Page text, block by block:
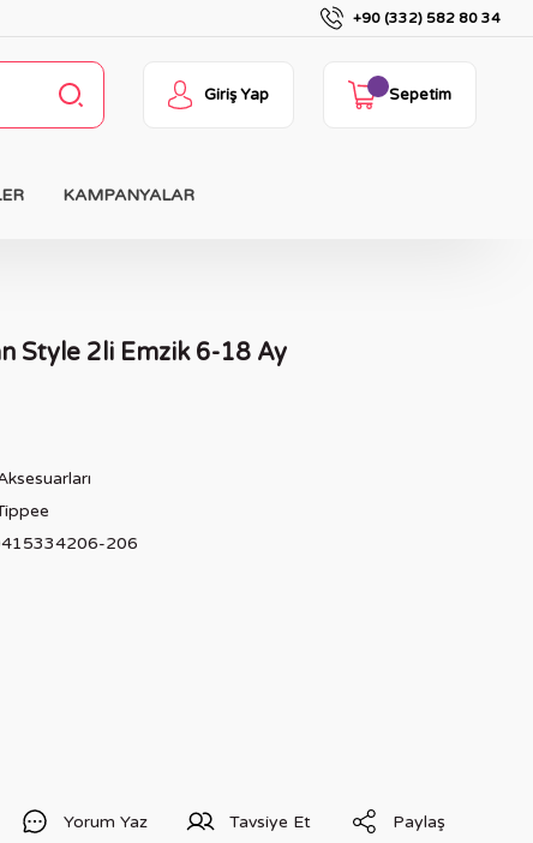
+90 (332) 582 80 34
Giriş Yap Sepetim
KAMPANYALAR
Style 2li Emzik 6-18 Ay
206
Yorum Yaz Tavsiye Et Paylaş